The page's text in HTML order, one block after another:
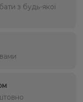
з будь-якої